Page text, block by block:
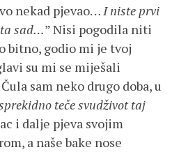
nekad pjevao…I niste prvi
sad…” Nisi pogodila niti
bitno, godio mi je tvoj
su mi se miješali
sam neko drugo doba, u
teče svudživot taj
i dalje pjeva svojim
a naše bake nose